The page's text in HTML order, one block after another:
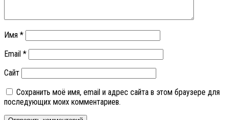
Имя *
Email *
Сайт
Сохранить моё имя, email и адрес сайта в этом браузере для
последующих моих комментариев.